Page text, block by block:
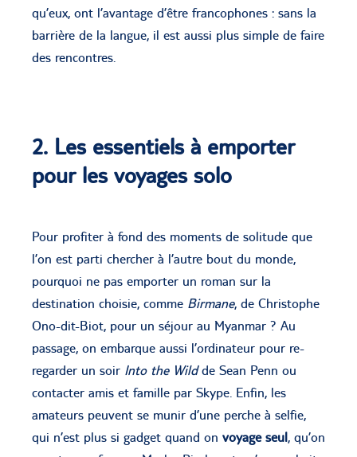
qu’eux, ont l’avantage d’être francophones : sans la
barrière de la langue, il est aussi plus simple de faire
des rencontres.
2. Les essentiels à emporter
pour les voyages solo
Pour profiter à fond des moments de solitude que
l’on est parti chercher à l’autre bout du monde,
pourquoi ne pas emporter un roman sur la
destination choisie, comme Birmane, de Christophe
Ono-dit-Biot, pour un séjour au Myanmar ? Au
passage, on embarque aussi l’ordinateur pour re-
regarder un soir Into the Wildde Sean Penn ou
contacter amis et famille par Skype. Enfin, les
amateurs peuvent se munir d’une perche à selfie,
qui n’est plus si gadget quand on voyage seul, qu’on